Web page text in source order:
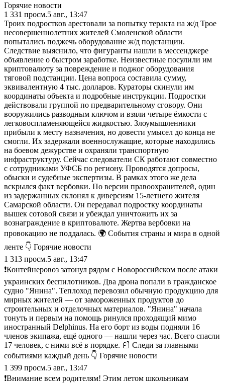
Горячие новости
1 331 просм.5 авг., 13:47
Троих подростков арестовали за попытку теракта на ж/д Трое
несовершеннолетних жителей Смоленской области
попытались поджечь оборудование ж/д подстанции.
Следствие выяснило, что фигуранты нашли в мессенджере
объявление о быстром заработке. Неизвестные посулили им
криптовалюту за повреждение и поджог оборудования
тяговой подстанции. Цена вопроса составила сумму,
эквивалентную 4 тыс. долларов. Кураторы скинули им
координаты объекта и подробные инструкции. Подростки
действовали группой по предварительному сговору. Они
вооружились разводным ключом и взяли четыре ёмкости с
легковоспламеняющейся жидкостью. Злоумышленники
прибыли к месту назначения, но довести умысел до конца не
смогли. Их задержали военнослужащие, которые находились
на боевом дежурстве и охраняли транспортную
инфраструктуру. Сейчас следователи СК работают совместно
с сотрудниками УФСБ по региону. Проводятся допросы,
обыски и судебные экспертизы. В рамках этого же дела
вскрылся факт вербовки. По версии правоохранителей, один
из задержанных склонял к диверсиям 15-летнего жителя
Самарской области. Он передавал подростку координаты
вышек сотовой связи и убеждал уничтожить их за
вознаграждение в криптовалюте. Жертва вербовки на
провокацию не поддалась. 🌍 События страны и мира в одной
ленте 👇 Горячие новости
1 313 просм.5 авг., 13:47
❗️Контейнеровоз затонул рядом с Новороссийском после атаки
украинских беспилотников. Два дрона попали в гражданское
судно "Янина". Теплоход перевозил обычную продукцию для
мирных жителей — от замороженных продуктов до
строительных и отделочных материалов. "Янина" начала
тонуть и первым на помощь ринулся проходящий мимо
иностранный Delphinus. На его борт из воды подняли 16
членов экипажа, ещё одного — нашли через час. Всего спасли
17 человек, с ними всё в порядке. 📰 Следи за главными
событиями каждый день 👇 Горячие новости
1 399 просм.5 авг., 13:47
❗Внимание всем родителям! Этим летом школьникам